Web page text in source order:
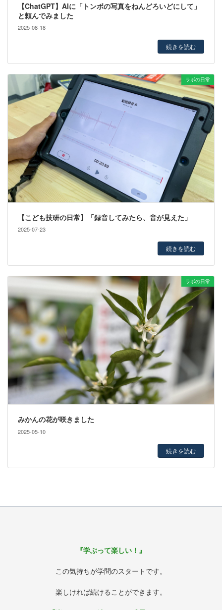
【ChatGPT】AIに「トンボの写真をねんどろいどにして」
と頼んでみました
2025-08-18
続きを読む
ラボの日常
【こども技研の日常】「録音してみたら、音が見えた」
2025-07-23
続きを読む
ラボの日常
みかんの花が咲きました
2025-05-10
続きを読む
『学ぶって楽しい！』
この気持ちが学問のスタートです。
楽しければ続けることができます。